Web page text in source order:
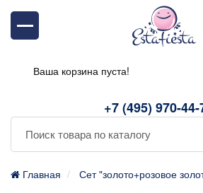
+7 (495) 970-44-
Ваша корзина пуста!
Главная Сет "золото+розовое